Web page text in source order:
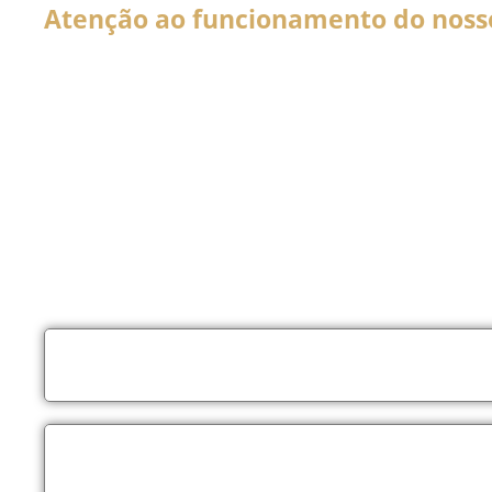
Atenção ao funcionamento do